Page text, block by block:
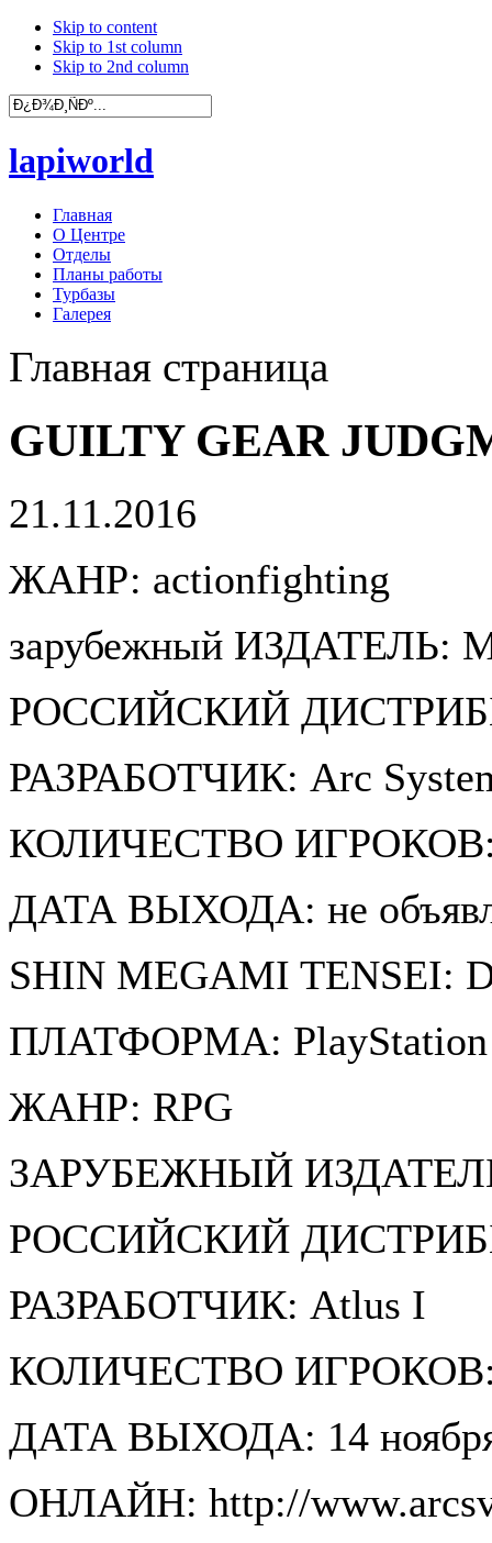
Skip to content
Skip to 1st column
Skip to 2nd column
lapiworld
Главная
О Центре
Отделы
Планы работы
Турбазы
Галерея
Главная страница
GUILTY GEAR
21.11.2016
ЖАНР: actionfighting
зарубежный ИЗДАТЕЛЬ:
РОССИЙСКИЙ
РАЗРАБОТЧИК: Arc
КОЛИЧЕСТВО ИГРОКОВ:
ДАТА ВЫХОДА: не
SHIN MEGAMI TENSEI:
ПЛАТФОРМА: PlayStation
ЖАНР: RPG
ЗАРУБЕЖНЫЙ
РОССИЙСКИЙ
РАЗРАБОТЧИК: Atlus І
КОЛИЧЕСТВО
ДАТА ВЫХОДА: 14
ОНЛАЙН: http://